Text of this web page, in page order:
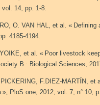
14, pp. 1-8.
O. VAN HAL, et al. «
4194.
et al. « Poor livestock
: Biological Sciences, 2017,
F.DIEZ-MARTÍN,
one, 2012, vol. 7, n° 10,